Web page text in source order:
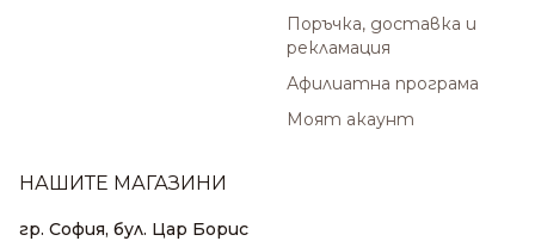
Поръчка, доставка и
рекламация
Афилиатна програма
Моят акаунт
НАШИТЕ МАГАЗИНИ
гр. София, бул. Цар Борис